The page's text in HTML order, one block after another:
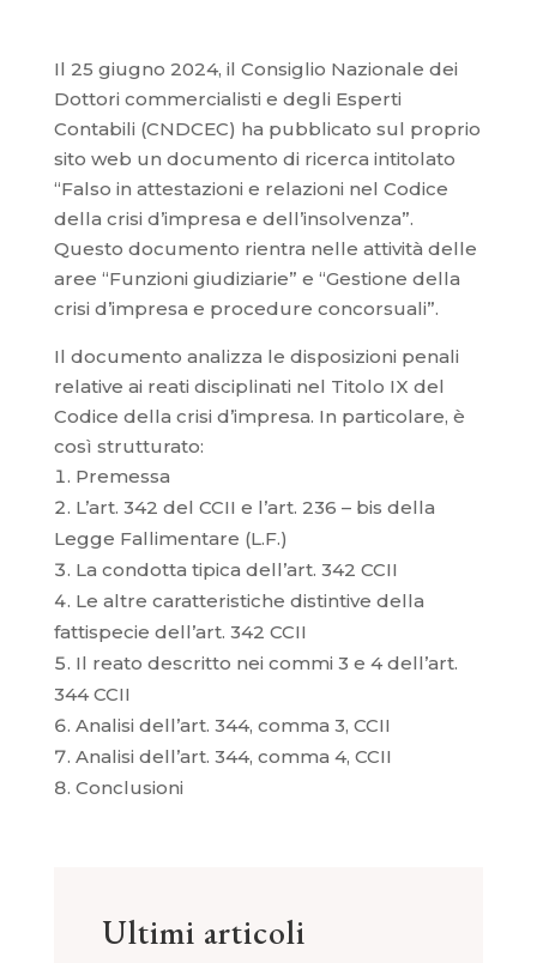
Il 25 giugno 2024, il Consiglio Nazionale dei
Dottori commercialisti e degli Esperti
Contabili (CNDCEC) ha pubblicato sul proprio
sito web un documento di ricerca intitolato
“Falso in attestazioni e relazioni nel Codice
della crisi d’impresa e dell’insolvenza”.
Questo documento rientra nelle attività delle
aree “Funzioni giudiziarie” e “Gestione della
crisi d’impresa e procedure concorsuali”.
Il documento analizza le disposizioni penali
relative ai reati disciplinati nel Titolo IX del
Codice della crisi d’impresa. In particolare, è
così strutturato:
Premessa
L’art. 342 del CCII e l’art. 236 – bis della
Legge Fallimentare (L.F.)
La condotta tipica dell’art. 342 CCII
Le altre caratteristiche distintive della
fattispecie dell’art. 342 CCII
Il reato descritto nei commi 3 e 4 dell’art.
344 CCII
Analisi dell’art. 344, comma 3, CCII
Analisi dell’art. 344, comma 4, CCII
Conclusioni
Ultimi articoli